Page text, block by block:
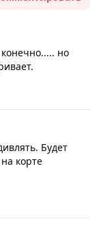
но
Будет
корте